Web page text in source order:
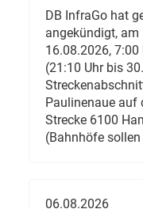
DB InfraGo hat
angekündigt,
16.08.2026,
(21:10 Uhr bis
Paulinenaue auf
Strecke 6100
(Bahnhöfe
06.08.2026